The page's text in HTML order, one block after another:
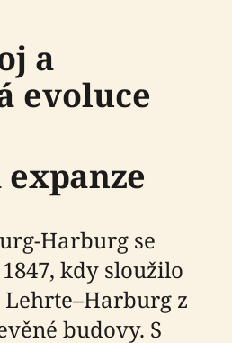
a
evoluce
expanze
Harburg se
kdy sloužilo
z
budovy. S